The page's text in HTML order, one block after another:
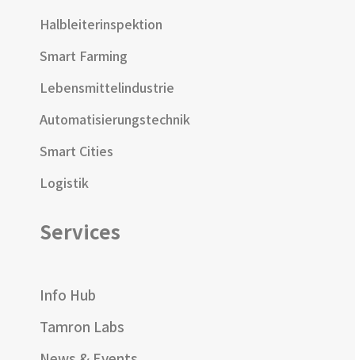
Halbleiterinspektion
Smart Farming
Lebensmittelindustrie
Automatisierungstechnik
Smart Cities
Logistik
Services
Info Hub
Tamron Labs